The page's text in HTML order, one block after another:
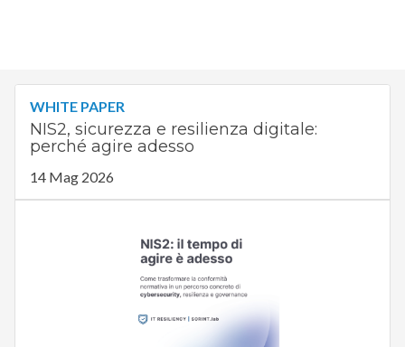
WHITE PAPER
NIS2, sicurezza e resilienza digitale:
perché agire adesso
14 Mag 2026